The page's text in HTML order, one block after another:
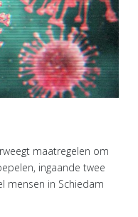
maatregelen om
ingaande twee
mensen in Schiedam